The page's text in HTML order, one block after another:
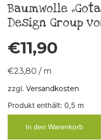
Baumwolle
Design Group
€11,90
€23,80 / m
zzgl. Versandkosten
Produkt enthält: 0,5 m
In den Warenkorb